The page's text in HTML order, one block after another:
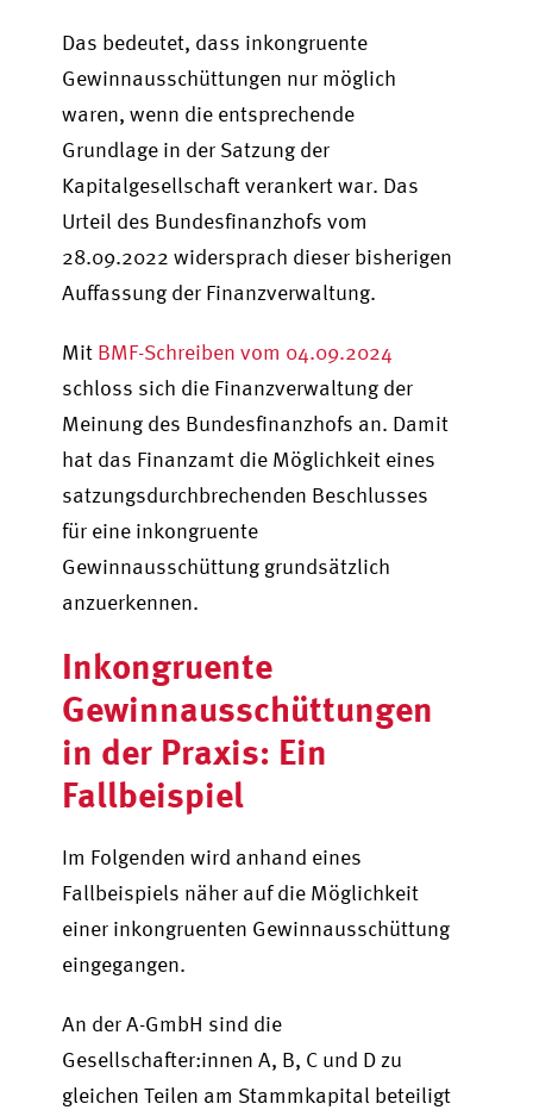
Das bedeutet, dass inkongruente
Gewinnausschüttungen nur möglich
waren, wenn die entsprechende
Grundlage in der Satzung der
Kapitalgesellschaft verankert war. Das
Urteil des Bundesfinanzhofs vom
28.09.2022 widersprach dieser bisherigen
Auffassung der Finanzverwaltung.
Mit BMF-Schreiben vom 04.09.2024
schloss sich die Finanzverwaltung der
Meinung des Bundesfinanzhofs an. Damit
hat das Finanzamt die Möglichkeit eines
satzungsdurchbrechenden Beschlusses
für eine inkongruente
Gewinnausschüttung grundsätzlich
anzuerkennen.
Inkongruente
Gewinnausschüttungen
in der Praxis: Ein
Fallbeispiel
Im Folgenden wird anhand eines
Fallbeispiels näher auf die Möglichkeit
einer inkongruenten Gewinnausschüttung
eingegangen.
An der A-GmbH sind die
Gesellschafter:innen A, B, C und D zu
gleichen Teilen am Stammkapital beteiligt